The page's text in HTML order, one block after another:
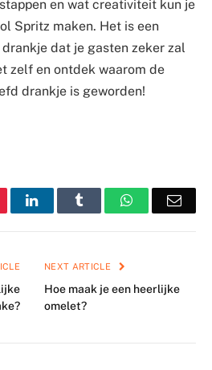
en wat creativiteit kun je
Spritz maken. Het is een
dat je gasten zeker zal
zelf en ontdek waarom de
drankje is geworden!
LinkedIn Tumblr WhatsApp
NEXT ARTICLE
Hoe maak je een heerlijke
omelet?